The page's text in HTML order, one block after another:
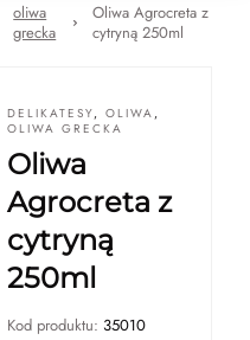
oliwa
grecka
Oliwa Agrocreta z
cytryną 250ml
DELIKATESY, OLIWA ,
OLIWA GRECKA
Oliwa
Agrocreta z
cytryną
250ml
Kod produktu: 35010